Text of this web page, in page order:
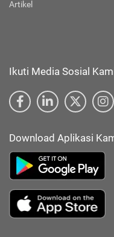
Artikel
Ikuti Media Sosial
Download Aplikasi